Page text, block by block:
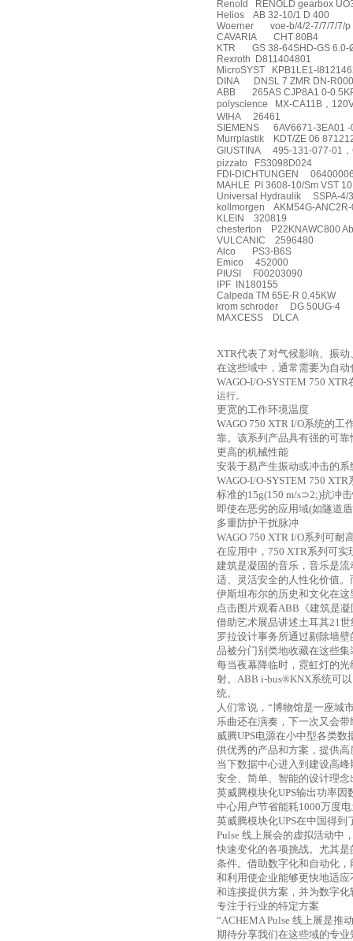
Renold
RENOLD gearbox
Helios
AB 32-10/1 D 400
Woerner
voe-b/4/2-7/7/7/7/p
CAVARIA
CHT 80B4
KTR
GS 38-64SHD-GS
Rexroth
D811404801
MicroSYST
KPB1LE1-
DINA
DNSL 7 ZMR DN-
ABB
265AS CJP8A1 0-
polyscience
MX-CA11B ，
WIHA
26461
SIEMENS
6AV6671-3EA01 -
Murrplastik
KDT/ZE 06
GIUSTINA
495-131-077-01 ，
pizzato
FS3098D024
FDI-DICHTUNGEN
MAHLE PI 3608-10/Sm VST 10
Universal Hydraulik
SSPA-4/
kollmorgen
AKM54G-
KLEIN
320819
chesterton
P22KNAWC800
VULCANIC
2596480
Alco
PS3-B6S
Emico
452000
PIUSI
F00203090
IPF
IN180155
Calpeda TM 65E-R 0.45KW
krom schroder
DG 50UG-4
MAXCESS
DLCA
XTR代表了对气候影响、振
在这些域中，通常需要为自
WAGO-I/O-SYSTEM 750 XTR
运行。
更宽的工作环境温度
WAGO 750 XTR I/O系统的工
靠。该系列产品具有强的可靠
更高的机械性能
安装于易产生振动或冲击的
WAGO-I/O-SYSTEM 750 XTR
标准的15g(150 m/s⊃2;)抗冲
即使在恶劣的应用域(如隧道
多重防护干扰脉冲
WAGO 750 XTR I/O系列可耐
在应用中， 750 XTR系列可实
建筑是凝固的音乐，音乐是
适、灵活安全的人性化价值
伊斯坦布尔的历史和文化在这
点击图片观看ABB 《建筑是
借助艺术展品讲述土耳其21世
罗拉设计事务所通过剔除墙
品被分门别类地收藏在这些
每当夜幕降临时，霓虹灯的
射。 ABB i-bus®KNX系统可
统。
人们常说，“博物馆是一座城
乐曲还在演奏，下一次又会
威腾UPS电源在小中型各类数
供优秀的产品和方案，提供
当下数据中心进入到建设高
安全、简单、智能的设计理
英威腾模块化UPS输出功率因
中心用户节省能耗1000万度
英威腾模块化UPS在中国得到
Pulse 线上展会的虚拟活动中
快速变化的各项挑战。尤其
条件。借助数字化和自动化
和利用使企业能够更快地适
和连接提供方案，并为数字
专注于行业的特定方案
“ACHEMA Pulse 线上展是推
期待分享我们在这些域的专业